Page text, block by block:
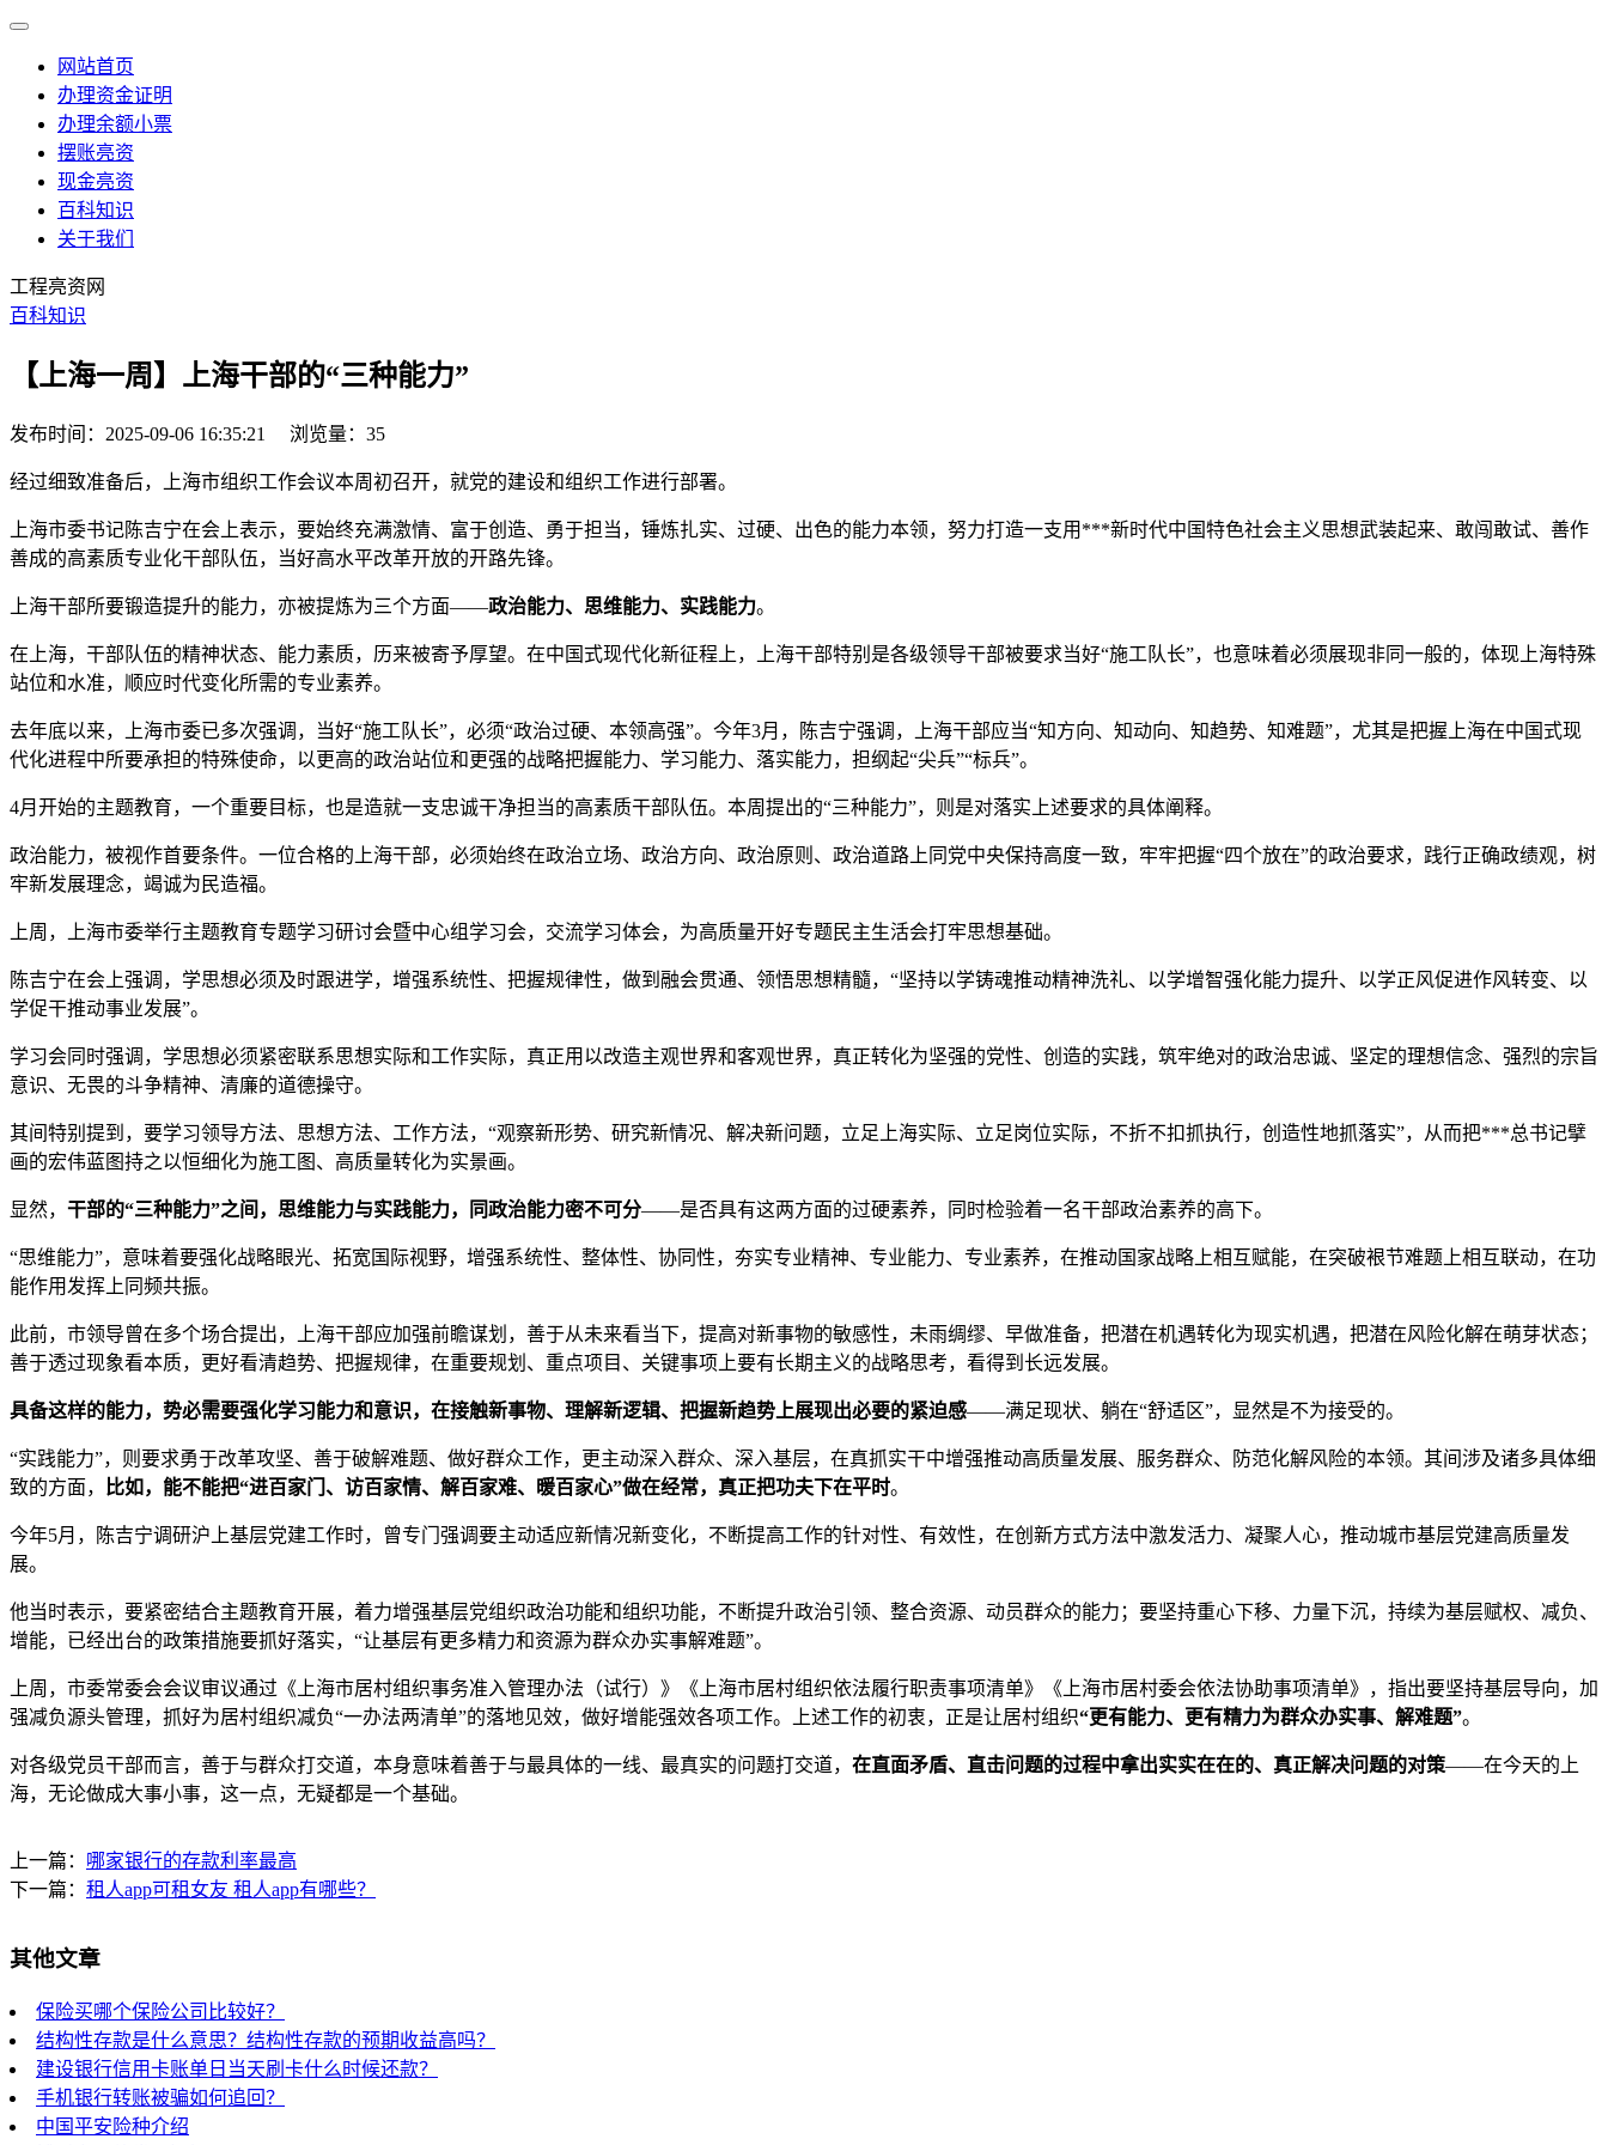
网站首页
办理资金证明
办理余额小票
摆账亮资
现金亮资
百科知识
关于我们
工程亮资网
百科知识
【上海一周】上海干部的“三种能力”
发布时间：2025-09-06 16:35:21 浏览量：35
经过细致准备后，上海市组织工作会议本周初召开，就党的建设和组织工作进行部署。
上海市委书记陈吉宁在会上表示，要始终充满激情、富于创造、勇于担当，锤炼扎实、过硬、出色的能力本领，努力打造一支用***新时代中国特色社会主义思想武装起来、敢闯敢试、善作
善成的高素质专业化干部队伍，当好高水平改革开放的开路先锋。
上海干部所要锻造提升的能力，亦被提炼为三个方面——政治能力、思维能力、实践能力。
在上海，干部队伍的精神状态、能力素质，历来被寄予厚望。在中国式现代化新征程上，上海干部特别是各级领导干部被要求当好“施工队长”，也意味着必须展现非同一般的，体现上海特殊
站位和水准，顺应时代变化所需的专业素养。
去年底以来，上海市委已多次强调，当好“施工队长”，必须“政治过硬、本领高强”。今年3月，陈吉宁强调，上海干部应当“知方向、知动向、知趋势、知难题”，尤其是把握上海在中国式现
代化进程中所要承担的特殊使命，以更高的政治站位和更强的战略把握能力、学习能力、落实能力，担纲起“尖兵”“标兵”。
4月开始的主题教育，一个重要目标，也是造就一支忠诚干净担当的高素质干部队伍。本周提出的“三种能力”，则是对落实上述要求的具体阐释。
政治能力，被视作首要条件。一位合格的上海干部，必须始终在政治立场、政治方向、政治原则、政治道路上同党中央保持高度一致，牢牢把握“四个放在”的政治要求，践行正确政绩观，树
牢新发展理念，竭诚为民造福。
上周，上海市委举行主题教育专题学习研讨会暨中心组学习会，交流学习体会，为高质量开好专题民主生活会打牢思想基础。
陈吉宁在会上强调，学思想必须及时跟进学，增强系统性、把握规律性，做到融会贯通、领悟思想精髓，“坚持以学铸魂推动精神洗礼、以学增智强化能力提升、以学正风促进作风转变、以
学促干推动事业发展”。
学习会同时强调，学思想必须紧密联系思想实际和工作实际，真正用以改造主观世界和客观世界，真正转化为坚强的党性、创造的实践，筑牢绝对的政治忠诚、坚定的理想信念、强烈的宗旨
意识、无畏的斗争精神、清廉的道德操守。
其间特别提到，要学习领导方法、思想方法、工作方法，“观察新形势、研究新情况、解决新问题，立足上海实际、立足岗位实际，不折不扣抓执行，创造性地抓落实”，从而把***总书记擘
画的宏伟蓝图持之以恒细化为施工图、高质量转化为实景画。
显然， 干部的“三种能力”之间，思维能力与实践能力，同政治能力密不可分——是否具有这两方面的过硬素养，同时检验着一名干部政治素养的高下。
“思维能力”，意味着要强化战略眼光、拓宽国际视野，增强系统性、整体性、协同性，夯实专业精神、专业能力、专业素养，在推动国家战略上相互赋能，在突破裉节难题上相互联动，在功
能作用发挥上同频共振。
此前，市领导曾在多个场合提出，上海干部应加强前瞻谋划，善于从未来看当下，提高对新事物的敏感性，未雨绸缪、早做准备，把潜在机遇转化为现实机遇，把潜在风险化解在萌芽状态；
善于透过现象看本质，更好看清趋势、把握规律，在重要规划、重点项目、关键事项上要有长期主义的战略思考，看得到长远发展。
具备这样的能力，势必需要强化学习能力和意识，在接触新事物、理解新逻辑、把握新趋势上展现出必要的紧迫感——满足现状、躺在“舒适区”，显然是不为接受的。
“实践能力”，则要求勇于改革攻坚、善于破解难题、做好群众工作，更主动深入群众、深入基层，在真抓实干中增强推动高质量发展、服务群众、防范化解风险的本领。其间涉及诸多具体细
致的方面，
比如，能不能把“进百家门、访百家情、解百家难、暖百家心”做在经常，真正把功夫下在平时。
今年5月，陈吉宁调研沪上基层党建工作时，曾专门强调要主动适应新情况新变化，不断提高工作的针对性、有效性，在创新方式方法中激发活力、凝聚人心，推动城市基层党建高质量发
展。
他当时表示，要紧密结合主题教育开展，着力增强基层党组织政治功能和组织功能，不断提升政治引领、整合资源、动员群众的能力；要坚持重心下移、力量下沉，持续为基层赋权、减负、
增能，已经出台的政策措施要抓好落实，“让基层有更多精力和资源为群众办实事解难题”。
上周，市委常委会会议审议通过《上海市居村组织事务准入管理办法（试行）》《上海市居村组织依法履行职责事项清单》《上海市居村委会依法协助事项清单》，指出要坚持基层导向，加
强减负源头管理，抓好为居村组织减负“一办法两清单”的落地见效，做好增能强效各项工作。上述工作的初衷，正是让居村组织“更有能力、更有精力为群众办实事、解难题”。
对各级党员干部而言，善于与群众打交道，本身意味着善于与最具体的一线、最真实的问题打交道， 在直面矛盾、直击问题的过程中拿出实实在在的、真正解决问题的对策——在今天的上
海，无论做成大事小事，这一点，无疑都是一个基础。
上一篇： 哪家银行的存款利率最高
下一篇： 租人app可租女友 租人app有哪些？
其他文章
保险买哪个保险公司比较好？
结构性存款是什么意思？结构性存款的预期收益高吗？
建设银行信用卡账单日当天刷卡什么时候还款？
手机银行转账被骗如何追回？
中国平安险种介绍